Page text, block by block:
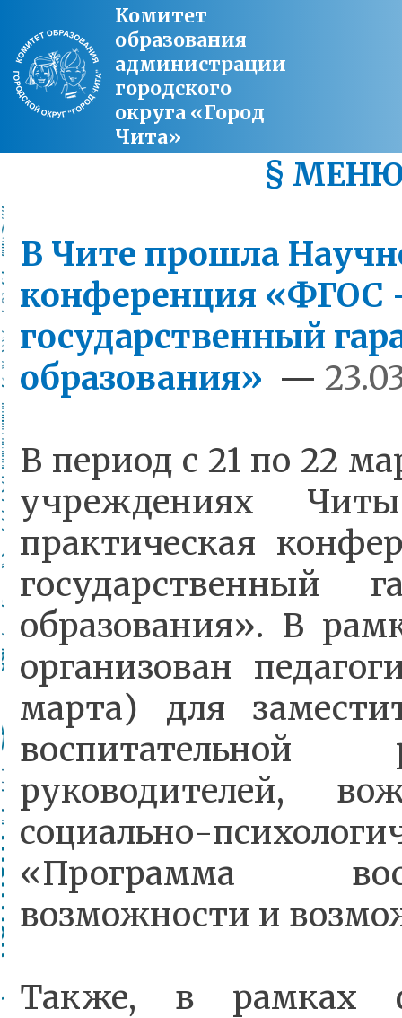
Комитет
образования
администрации
городского
округа «Город
Чита»
§
В Чите прошла
конференция «ФГОС
государственный
образования» —
В период с 21 по 22
учреждениях
практическая
государственный
образования». В
организован
марта) для
воспитательной
руководителей,
социально-
«Программа
возможности и
Также, в рамках